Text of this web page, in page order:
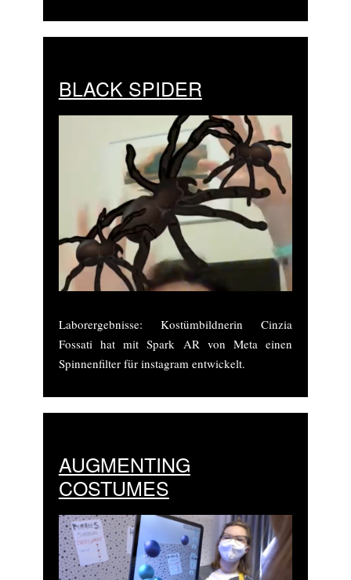
BLACK SPIDER
Laborergebnisse: Kostümbildnerin Cinzia
Fossati hat mit Spark AR von Meta einen
Spinnenfilter für instagram entwickelt.
AUGMENTING
COSTUMES